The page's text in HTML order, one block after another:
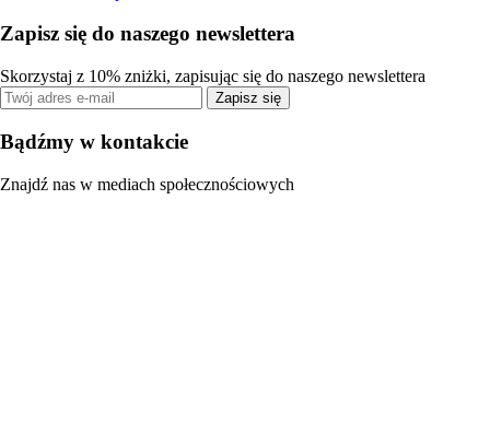
Zapisz się do naszego newslettera
Skorzystaj z 10% zniżki, zapisując się do naszego newslettera
Zapisz się
Bądźmy w kontakcie
Znajdź nas w mediach społecznościowych